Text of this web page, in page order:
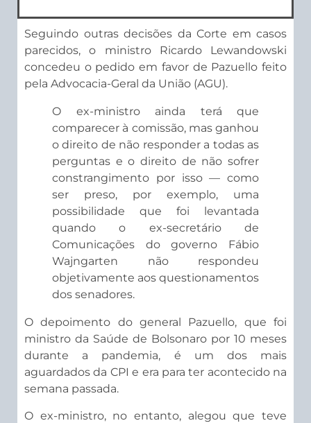
Seguindo outras decisões da Corte em casos
parecidos, o ministro Ricardo Lewandowski
concedeu o pedido em favor de Pazuello feito
pela Advocacia-Geral da União (AGU).
O ex-ministro ainda terá que
comparecer à comissão, mas ganhou
o direito de não responder a todas as
perguntas e o direito de não sofrer
constrangimento por isso — como
ser preso, por exemplo, uma
possibilidade que foi levantada
quando o ex-secretário de
Comunicações do governo Fábio
Wajngarten não respondeu
objetivamente aos questionamentos
dos senadores.
O depoimento do general Pazuello, que foi
ministro da Saúde de Bolsonaro por 10 meses
durante a pandemia, é um dos mais
aguardados da CPI e era para ter acontecido na
semana passada.
O ex-ministro, no entanto, alegou que teve